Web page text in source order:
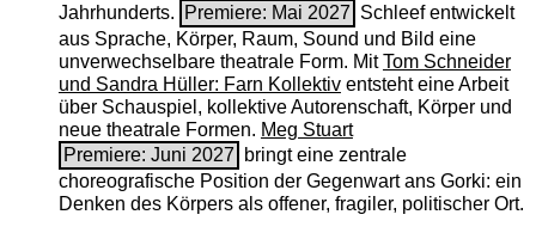
Jahrhunderts.
Premiere: Mai 2027 Schleef entwickelt
aus Sprache, Körper, Raum, Sound und Bild eine
unverwechselbare theatrale Form. MitTom Schneider
und Sandra Hüller: Farn Kollektiventsteht eine Arbeit
über Schauspiel, kollektive Autorenschaft, Körper und
neue theatrale Formen. Meg Stuart
Premiere: Juni 2027
bringt eine zentrale
choreografische Position der Gegenwart ans Gorki: ein
Denken des Körpers als offener, fragiler, politischer Ort.